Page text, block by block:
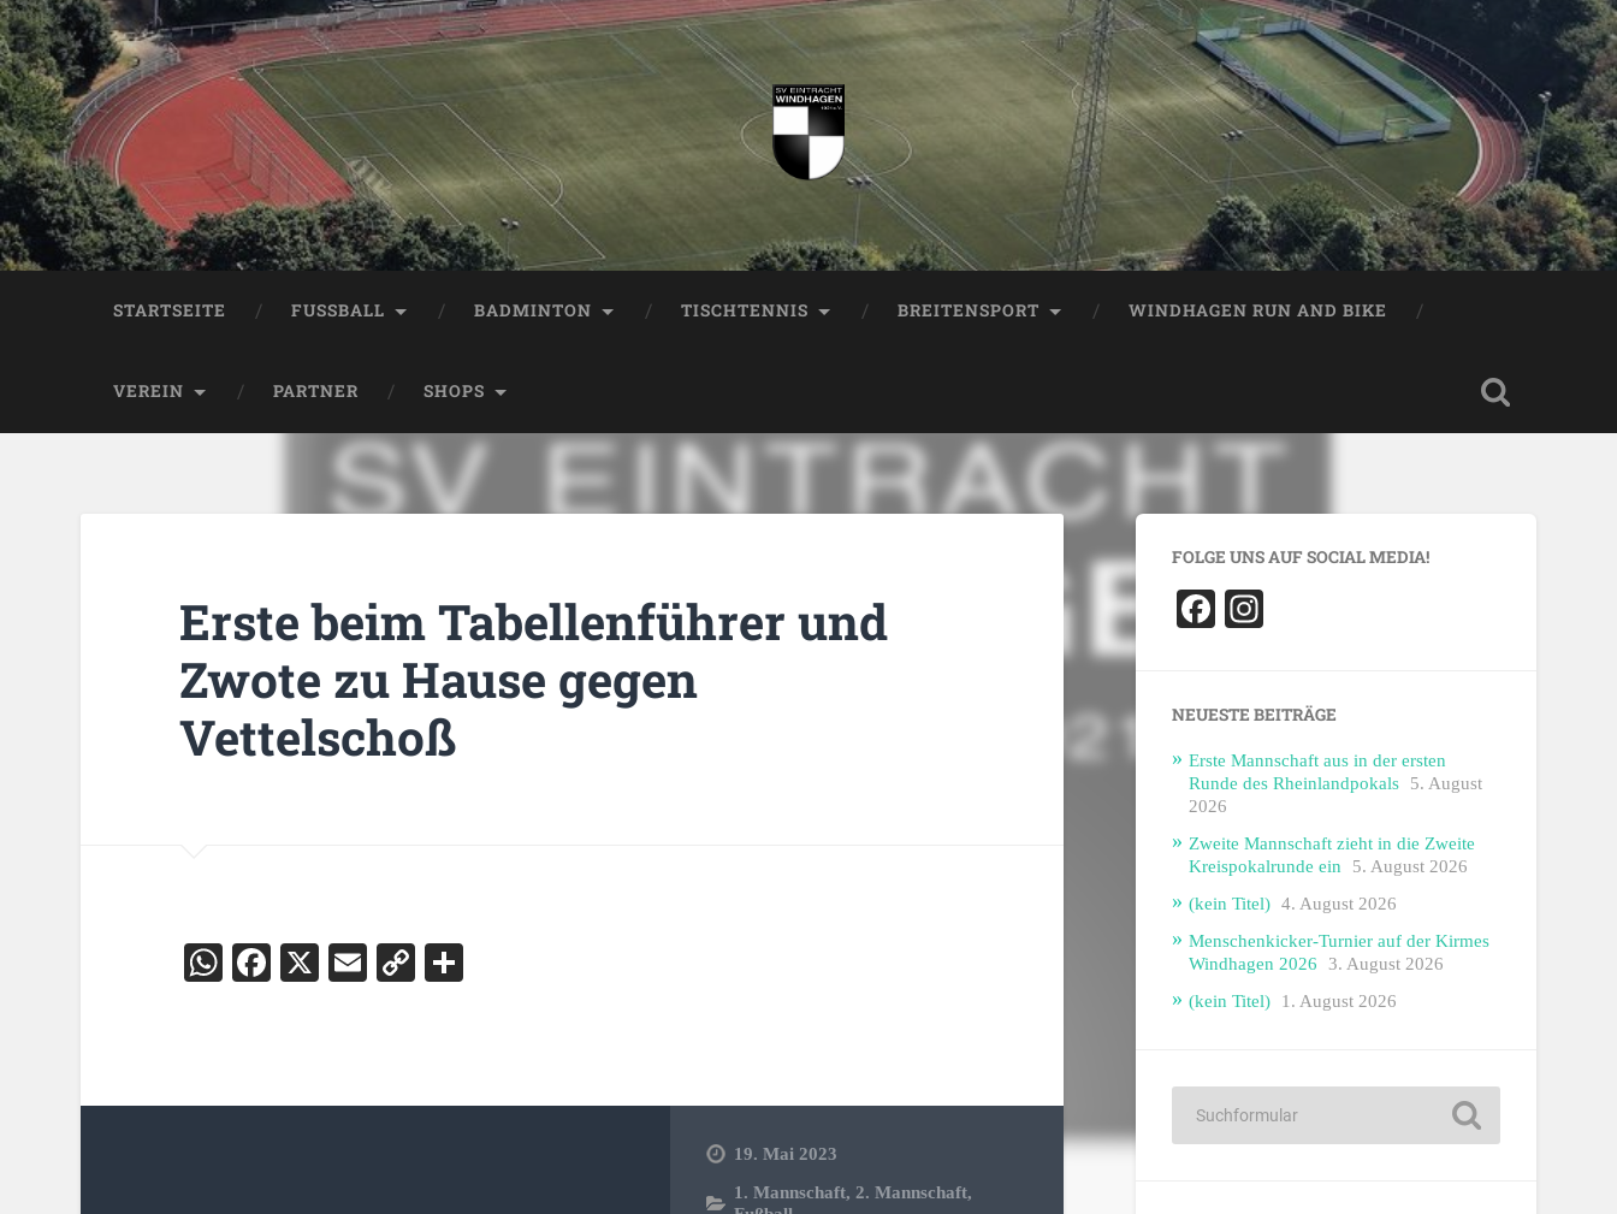
STARTSEITE FUSSBALL BADMINTON TISCHTENNIS BREITENSPORT WINDHAGEN RUN AND BIKE
VEREIN PARTNER SHOPS
Erste beim Tabellenführer und
Zwote zu Hause gegen
Vettelschoß
WhatsApp
Facebook
X EmailCopy
19. Mai 2023
1. Mannschaft, 2. Mannschaft,
FOLGE UNS AUF SOCIAL MEDIA!
Facebook
NEUESTE BEITRÄGE
Erste Mannschaft aus in der ersten
Runde des Rheinlandpokals 5. August
2026
Zweite Mannschaft zieht in die Zweite
Kreispokalrunde ein
5. August 2026
(kein Titel) 4. August 2026
Menschenkicker-Turnier auf der Kirmes
Windhagen 2026 3. August 2026
(kein Titel) 1. August 2026